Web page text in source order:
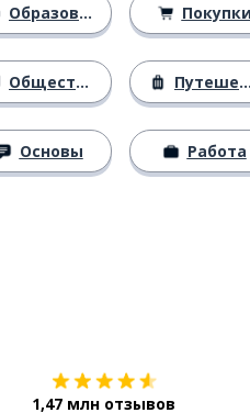
Образование
Общество
Основы
Путешествия
Работа
1,47 млн отзывов